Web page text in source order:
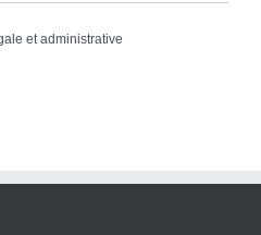
et administrative